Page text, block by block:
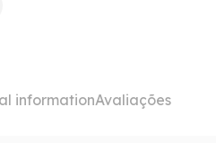
informationAvaliações